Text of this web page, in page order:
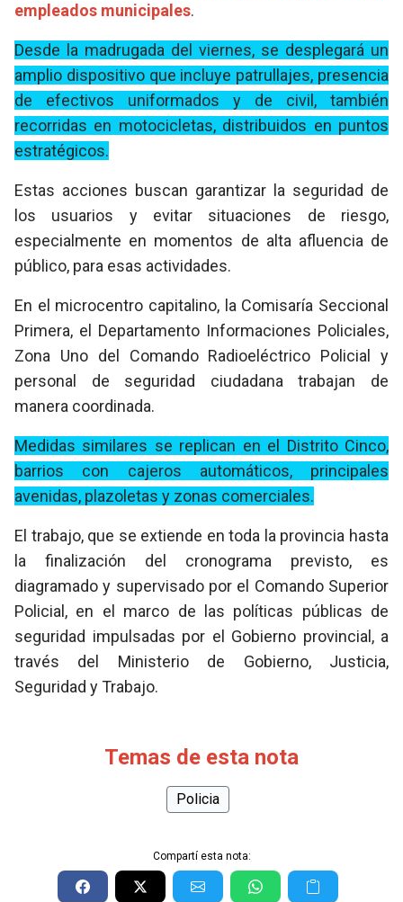
empleados municipales.
Desde la madrugada del viernes, se desplegará un
amplio dispositivo que incluye patrullajes, presencia
de efectivos uniformados y de civil, también
recorridas en motocicletas, distribuidos en puntos
estratégicos.
Estas acciones buscan garantizar la seguridad de
los usuarios y evitar situaciones de riesgo,
especialmente en momentos de alta afluencia de
público, para esas actividades.
En el microcentro capitalino, la Comisaría Seccional
Primera, el Departamento Informaciones Policiales,
Zona Uno del Comando Radioeléctrico Policial y
personal de seguridad ciudadana trabajan de
manera coordinada.
Medidas similares se replican en el Distrito Cinco,
barrios con cajeros automáticos, principales
avenidas, plazoletas y zonas comerciales.
El trabajo, que se extiende en toda la provincia hasta
la finalización del cronograma previsto, es
diagramado y supervisado por el Comando Superior
Policial, en el marco de las políticas públicas de
seguridad impulsadas por el Gobierno provincial, a
través del Ministerio de Gobierno, Justicia,
Seguridad y Trabajo.
Temas de esta nota
Policia
Compartí esta nota: